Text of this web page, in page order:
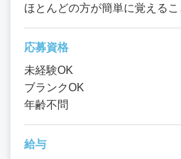
ほとんどの方が簡単に覚える
応募資格
未経験OK
ブランクOK
年齢不問
給与